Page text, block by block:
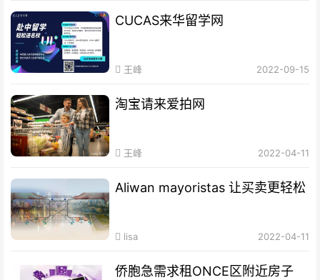
CUCAS来华留学网
王峰 2022-09-15
淘宝请来爱拍网
王峰 2022-04-11
Aliwan mayoristas 让买卖更轻松
lisa 2022-04-11
侨胞急需求租ONCE区附近房子